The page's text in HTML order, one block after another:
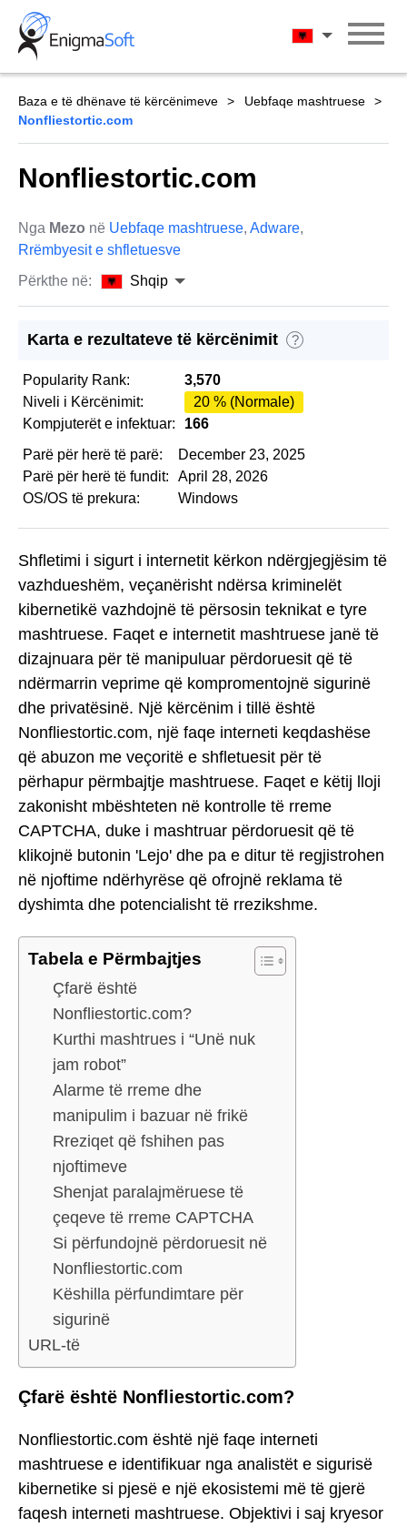
Skip
content
Shqip
Baza e të dhënave të kërcënimeve
Uebfaqe mashtruese
Nonfliestortic.com
Nonfliestortic.com
Nga Mezo në Uebfaqe mashtruese, Adware,
Rrëmbyesit e shfletuesve
Përkthe në:
Shqip
Karta e rezultateve të kërcënimit ?
Popularity Rank:
3,570
Niveli i Kërcënimit:
20 % (Normale)
Kompjuterët e infektuar:
166
Parë për herë të parë:
December 23, 2025
Parë për herë të fundit:
April 28, 2026
OS/OS të prekura:
Windows
Shfletimi i sigurt i internetit kërkon ndërgjegjësim të
vazhdueshëm, veçanërisht ndërsa kriminelët
kibernetikë vazhdojnë të përsosin teknikat e tyre
mashtruese. Faqet e internetit mashtruese janë të
dizajnuara për të manipuluar përdoruesit që të
ndërmarrin veprime që kompromentojnë sigurinë
dhe privatësinë. Një kërcënim i tillë është
Nonfliestortic.com, një faqe interneti keqdashëse
që abuzon me veçoritë e shfletuesit për të
përhapur përmbajtje mashtruese. Faqet e këtij lloji
zakonisht mbështeten në kontrolle të rreme
CAPTCHA, duke i mashtruar përdoruesit që të
klikojnë butonin 'Lejo' dhe pa e ditur të regjistrohen
në njoftime ndërhyrëse që ofrojnë reklama të
dyshimta dhe potencialisht të rrezikshme.
Tabela e Përmbajtjes
Çfarë është
Nonfliestortic.com?
Kurthi mashtrues i “Unë nuk
jam robot”
Alarme të rreme dhe
manipulim i bazuar në frikë
Rreziqet që fshihen pas
njoftimeve
Shenjat paralajmëruese të
çeqeve të rreme CAPTCHA
Si përfundojnë përdoruesit në
Nonfliestortic.com
Këshilla përfundimtare për
sigurinë
URL-të
Çfarë është Nonfliestortic.com?
Nonfliestortic.com është një faqe interneti
mashtruese e identifikuar nga analistët e sigurisë
kibernetike si pjesë e një ekosistemi më të gjerë
faqesh interneti mashtruese. Objektivi i saj kryesor